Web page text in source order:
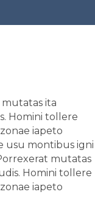
ita
Homini tollere
iapeto
usu montibus igni
mutatas
Homini tollere
iapeto